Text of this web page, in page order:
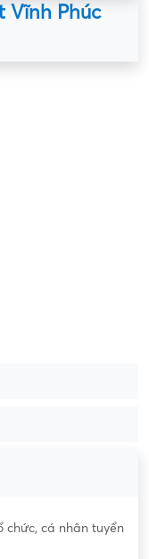
Vĩnh Phúc
chức, cá nhân tuyển